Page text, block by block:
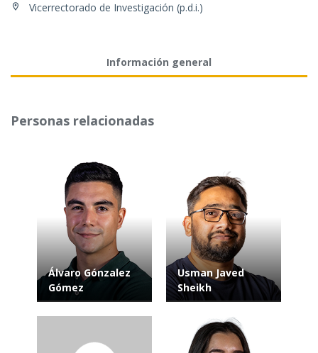
Vicerrectorado de Investigación (p.d.i.)
Información general
Personas relacionadas
Álvaro Gónzalez
Gómez
Usman Javed
Sheikh